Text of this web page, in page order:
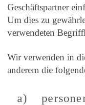
Geschäftspartner
Um dies zu
verwendeten
Wir verwenden in
anderem die
a)